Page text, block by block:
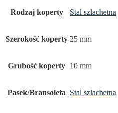
Rodzaj koperty Stal szlachetna
Szerokość koperty 25 mm
Grubość koperty 10 mm
Pasek/Bransoleta Stal szlachetna